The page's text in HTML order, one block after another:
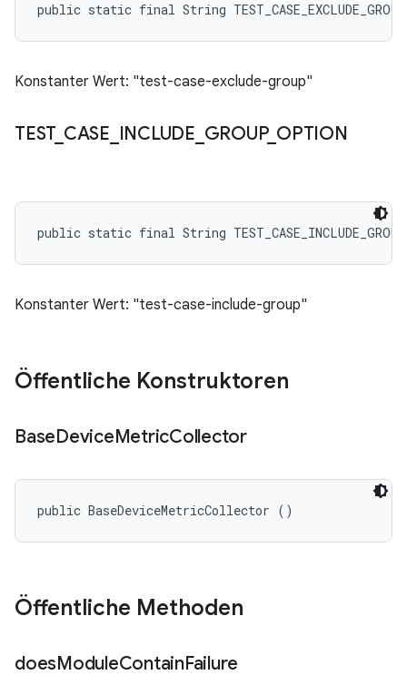
public static final String
Konstanter Wert: "test-case-exclude-group"
TEST_ CASE INCLUDE GROUP_ OPTION
public static final String
Konstanter Wert: "test-case-include-group"
Öffentliche Konstruktoren
BaseDeviceMetricCollector
public BaseDeviceMetricCollector ()
Öffentliche Methoden
doesModuleContainFailure